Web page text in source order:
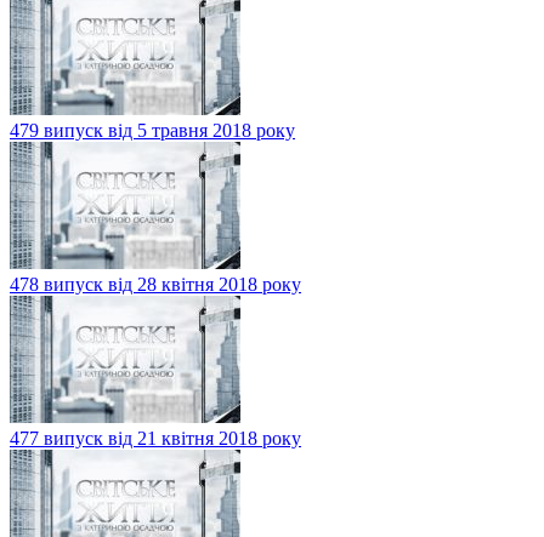
479 випуск від 5 травня 2018 року
478 випуск від 28 квітня 2018 року
477 випуск від 21 квітня 2018 року